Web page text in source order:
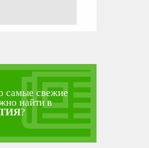
самые свежие
найти в
?